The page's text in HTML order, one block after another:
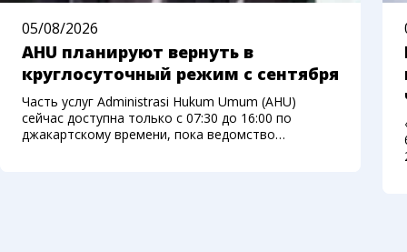
05/08/2026
AHU планируют вернуть в
круглосуточный режим с сентября
Часть услуг Administrasi Hukum Umum (AHU)
сейчас доступна только с 07:30 до 16:00 по
джакартскому времени, пока ведомство